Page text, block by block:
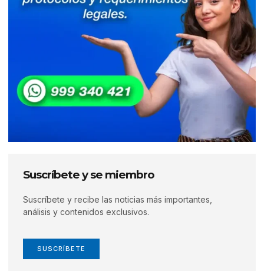
Suscríbete y se miembro
Suscríbete y recibe las noticias más importantes,
análisis y contenidos exclusivos.
SUSCRÍBETE